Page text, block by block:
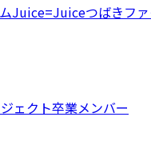
Juice=Juiceつばきフ
ェクト卒業メンバー